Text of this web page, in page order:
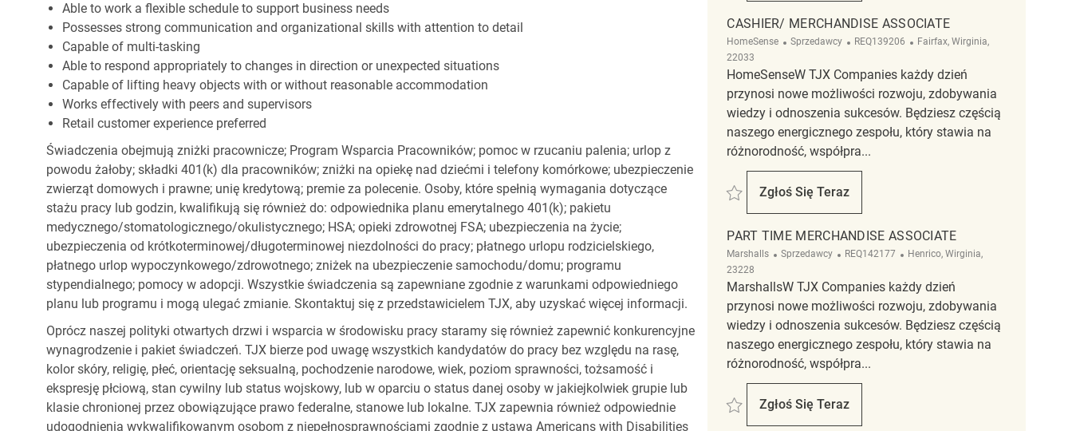
Able to work a flexible schedule to support business needs
Possesses strong communication and organizational skills with attention to detail
Capable of multi-tasking
Able to respond appropriately to changes in direction or unexpected situations
Capable of lifting heavy objects with or without reasonable accommodation
Works effectively with peers and supervisors
Retail customer experience preferred
Świadczenia obejmują zniżki pracownicze; Program Wsparcia Pracowników; pomoc w rzucaniu palenia; urlop z
powodu żałoby; składki 401(k) dla pracowników; zniżki na opiekę nad dziećmi i telefony komórkowe; ubezpieczenie
zwierząt domowych i prawne; unię kredytową; premie za polecenie. Osoby, które spełnią wymagania dotyczące
stażu pracy lub godzin, kwalifikują się również do: odpowiednika planu emerytalnego 401(k); pakietu
medycznego/stomatologicznego/okulistycznego; HSA; opieki zdrowotnej FSA; ubezpieczenia na życie;
ubezpieczenia od krótkoterminowej/długoterminowej niezdolności do pracy; płatnego urlopu rodzicielskiego,
płatnego urlop wypoczynkowego/zdrowotnego; zniżek na ubezpieczenie samochodu/domu; programu
stypendialnego; pomocy w adopcji. Wszystkie świadczenia są zapewniane zgodnie z warunkami odpowiedniego
planu lub programu i mogą ulegać zmianie. Skontaktuj się z przedstawicielem TJX, aby uzyskać więcej informacji.
Oprócz naszej polityki otwartych drzwi i wsparcia w środowisku pracy staramy się również zapewnić konkurencyjne
wynagrodzenie i pakiet świadczeń. TJX bierze pod uwagę wszystkich kandydatów do pracy bez względu na rasę,
kolor skóry, religię, płeć, orientację seksualną, pochodzenie narodowe, wiek, poziom sprawności, tożsamość i
ekspresję płciową, stan cywilny lub status wojskowy, lub w oparciu o status danej osoby w jakiejkolwiek grupie lub
klasie chronionej przez obowiązujące prawo federalne, stanowe lub lokalne. TJX zapewnia również odpowiednie
udogodnienia wykwalifikowanym osobom z niepełnosprawnościami zgodnie z ustawą Americans with Disabilities
CASHIER/ MERCHANDISE ASSOCIATE
HomeSense Kategoria
Sprzedawcy ReqId
REQ139206 Lokalizacja
Fairfax, Wirginia,
22033
HomeSenseW TJX Companies każdy dzień
przynosi nowe możliwości rozwoju, zdobywania
wiedzy i odnoszenia sukcesów. Będziesz częścią
naszego energicznego zespołu, który stawia na
różnorodność, współpra...
Zapisać Cashier/ Merchandise Associate REQ139206
Zgłoś Się Teraz
Cashier/ Merchandise Associate
PART TIME MERCHANDISE ASSOCIATE
Marshalls Kategoria
Sprzedawcy ReqId
REQ142177 Lokalizacja
Henrico, Wirginia,
23228
MarshallsW TJX Companies każdy dzień
przynosi nowe możliwości rozwoju, zdobywania
wiedzy i odnoszenia sukcesów. Będziesz częścią
naszego energicznego zespołu, który stawia na
różnorodność, współpra...
Zapisać Part Time Merchandise Associate REQ142177
Zgłoś Się Teraz
Part Time Merchandise Associate